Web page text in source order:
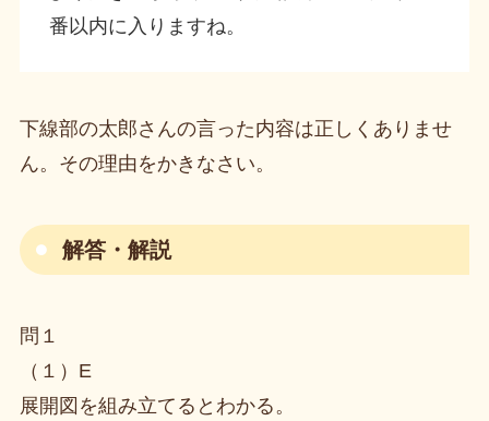
番以内に入りますね。
下線部の太郎さんの言った内容は正しくありませ
ん。その理由をかきなさい。
解答・解説
問１
（１）E
展開図を組み立てるとわかる。